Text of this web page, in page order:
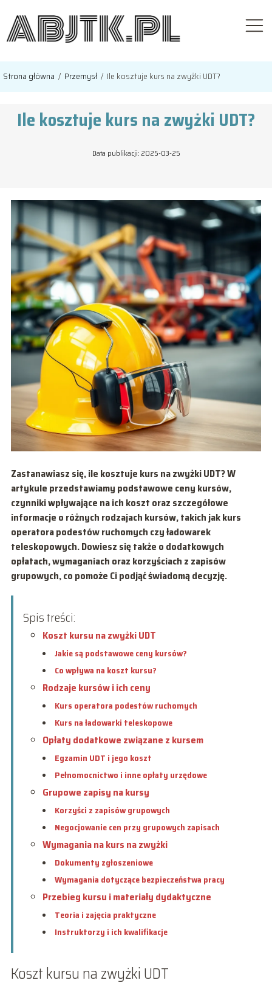
Strona główna / Przemysł / Ile kosztuje kurs na zwyżki UDT?
Ile kosztuje kurs na zwyżki UDT?
Data publikacji: 2025-03-25
Zastanawiasz się, ile kosztuje kurs na zwyżki UDT? W
artykule przedstawiamy podstawowe ceny kursów,
czynniki wpływające na ich koszt oraz szczegółowe
informacje o różnych rodzajach kursów, takich jak kurs
operatora podestów ruchomych czy ładowarek
teleskopowych. Dowiesz się także o dodatkowych
opłatach, wymaganiach oraz korzyściach z zapisów
grupowych, co pomoże Ci podjąć świadomą decyzję.
Spis treści:
Koszt kursu na zwyżki UDT
Jakie są podstawowe ceny kursów?
Co wpływa na koszt kursu?
Rodzaje kursów i ich ceny
Kurs operatora podestów ruchomych
Kurs na ładowarki teleskopowe
Opłaty dodatkowe związane z kursem
Egzamin UDT i jego koszt
Pełnomocnictwo i inne opłaty urzędowe
Grupowe zapisy na kursy
Korzyści z zapisów grupowych
Negocjowanie cen przy grupowych zapisach
Wymagania na kurs na zwyżki
Dokumenty zgłoszeniowe
Wymagania dotyczące bezpieczeństwa pracy
Przebieg kursu i materiały dydaktyczne
Teoria i zajęcia praktyczne
Instruktorzy i ich kwalifikacje
Koszt kursu na zwyżki UDT